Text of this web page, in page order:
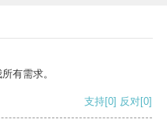
有需求。
支持[0] 反对[0]